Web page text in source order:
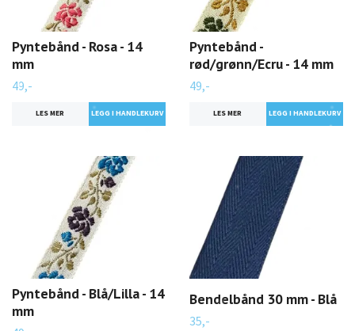
Pyntebånd - Rosa - 14
mm
49,-
LES MER
Pyntebånd -
rød/grønn/Ecru - 14 mm
49,-
LES MER
Pyntebånd - Blå/Lilla - 14
mm
Bendelbånd 30 mm - Blå
35,-